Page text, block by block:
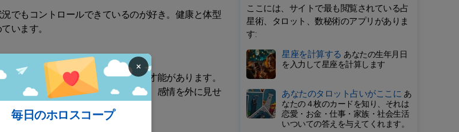
でもコントロールできているのが好き。健康と体型
います。
流暢な会話を教えるための本物の才能があります。
れません。そのため感動的になり、感情を外に見せ
ここには、サイトで最も閲覧されている占
星術、タロット、数秘術のアプリがありま
す:
星座を計算する あなたの生年月日
を入力して星座を計算します
あなたのタロット占いがここに あ
なたの４枚のカードを知り、それは
恋愛・お金・仕事・家族・社会生活
いついての答えを与えてくれます。
×
毎日のホロスコープ